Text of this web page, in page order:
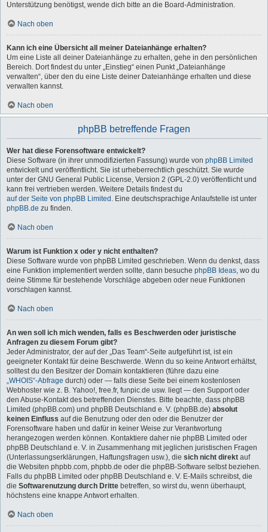
Unterstützung benötigst, wende dich bitte an die Board-Administration.
Nach oben
Kann ich eine Übersicht all meiner Dateianhänge erhalten?
Um eine Liste all deiner Dateianhänge zu erhalten, gehe in den persönlichen
Bereich. Dort findest du unter „Einstieg“ einen Punkt „Dateianhänge
verwalten“, über den du eine Liste deiner Dateianhänge erhalten und diese
verwalten kannst.
Nach oben
phpBB betreffende Fragen
Wer hat diese Forensoftware entwickelt?
Diese Software (in ihrer unmodifizierten Fassung) wurde von phpBB Limited
entwickelt und veröffentlicht. Sie ist urheberrechtlich geschützt. Sie wurde
unter der GNU General Public License, Version 2 (GPL-2.0) veröffentlicht und
kann frei vertrieben werden. Weitere Details findest du
auf der Seite von phpBB Limited . Eine deutschsprachige Anlaufstelle ist unter
phpBB.de zu finden.
Nach oben
Warum ist Funktion x oder y nicht enthalten?
Diese Software wurde von phpBB Limited geschrieben. Wenn du denkst, dass
eine Funktion implementiert werden sollte, dann besuche phpBB Ideas, wo du
deine Stimme für bestehende Vorschläge abgeben oder neue Funktionen
vorschlagen kannst.
Nach oben
An wen soll ich mich wenden, falls es Beschwerden oder juristische
Anfragen zu diesem Forum gibt?
Jeder Administrator, der auf der „Das Team“-Seite aufgeführt ist, ist ein
geeigneter Kontakt für deine Beschwerde. Wenn du so keine Antwort erhältst,
solltest du den Besitzer der Domain kontaktieren (führe dazu eine
„WHOIS“-Abfrage durch) oder — falls diese Seite bei einem kostenlosen
Webhoster wie z. B. Yahoo!, free.fr, funpic.de usw. liegt — den Support oder
den Abuse-Kontakt des betreffenden Dienstes. Bitte beachte, dass phpBB
Limited (phpBB.com) und phpBB Deutschland e. V. (phpBB.de) absolut
keinen Einfluss auf die Benutzung oder den oder die Benutzer der
Forensoftware haben und dafür in keiner Weise zur Verantwortung
herangezogen werden können. Kontaktiere daher nie phpBB Limited oder
phpBB Deutschland e. V. in Zusammenhang mit jeglichen juristischen Fragen
(Unterlassungserklärungen, Haftungsfragen usw.), die sich nicht direkt auf
die Websiten phpbb.com, phpbb.de oder die phpBB-Software selbst beziehen.
Falls du phpBB Limited oder phpBB Deutschland e. V. E-Mails schreibst, die
die Softwarenutzung durch Dritte betreffen, so wirst du, wenn überhaupt,
höchstens eine knappe Antwort erhalten.
Nach oben